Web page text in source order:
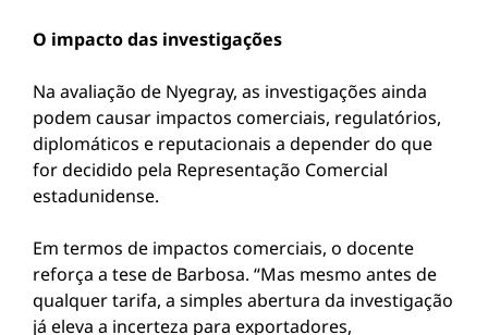
O impacto das investigações
Na avaliação de Nyegray, as investigações ainda
podem causar impactos comerciais, regulatórios,
diplomáticos e reputacionais a depender do que
for decidido pela Representação Comercial
estadunidense.
Em termos de impactos comerciais, o docente
reforça a tese de Barbosa. “Mas mesmo antes de
qualquer tarifa, a simples abertura da investigação
já eleva a incerteza para exportadores,